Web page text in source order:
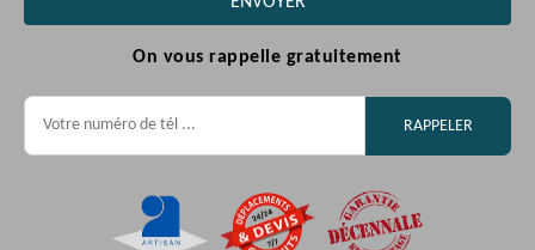
On vous rappelle gratuitement